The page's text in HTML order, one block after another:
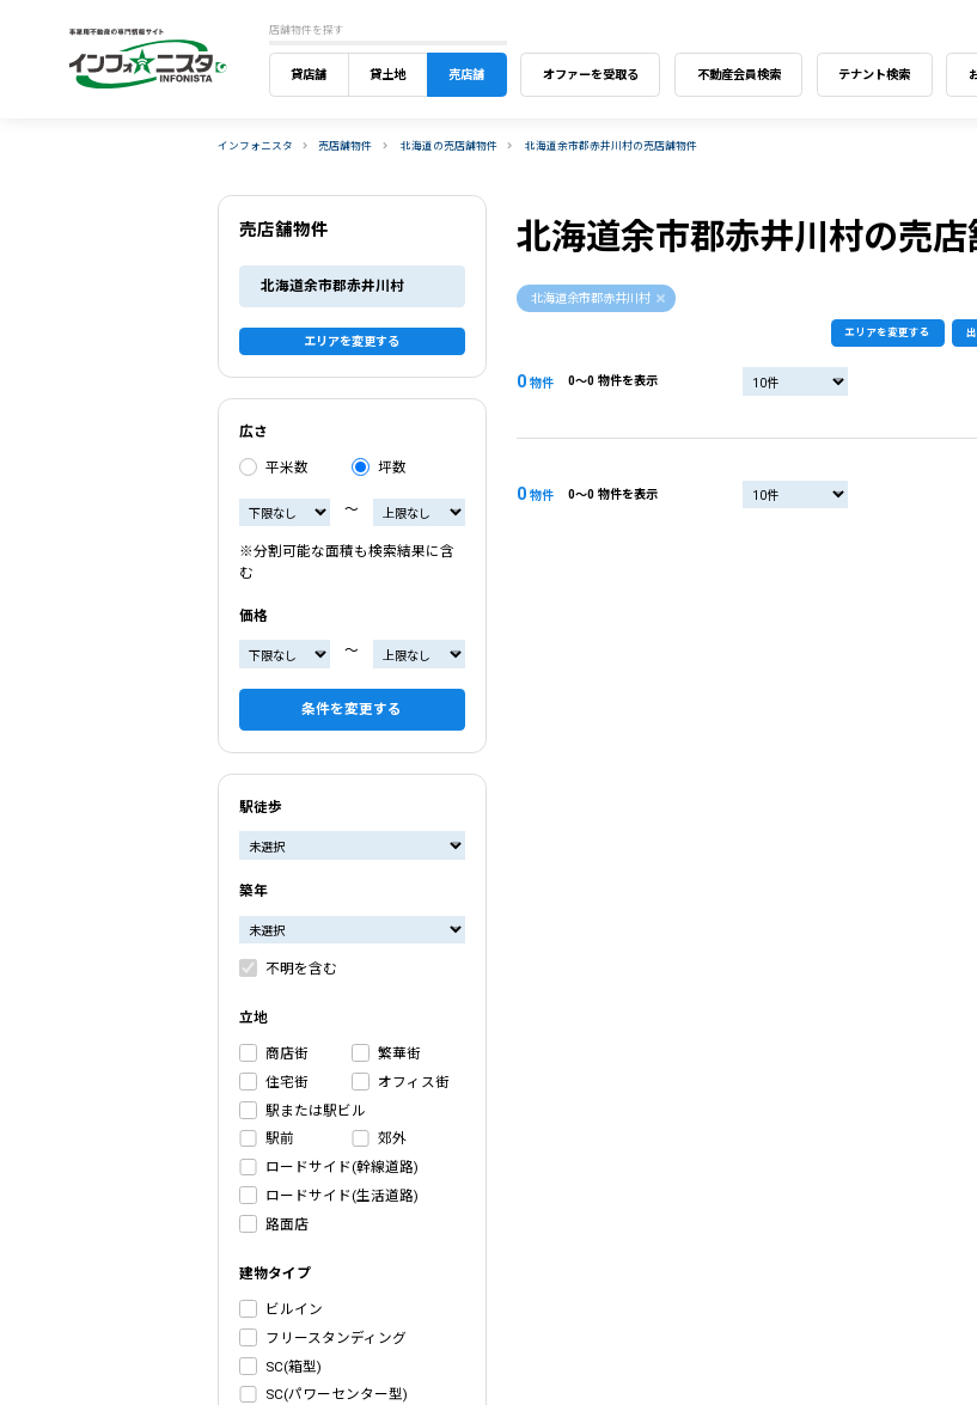
店舗物件を探す
貸店舗 貸土地 売店舗 オファーを受取る 不動産会員検索 テナント検索
インフォニスタ 売店舗物件 北海道の売店舗物件 北海道余市郡赤井川村の売店舗物件
北海道余市郡赤井川村の売店
北海道余市郡赤井川村
エリアを変更する
0物件 0〜0 物件を表示
0物件 0〜0 物件を表示
売店舗物件
北海道余市郡赤井川村
エリアを変更する
広さ
平米数 坪数
〜
※分割可能な面積も検索結果に含
む
価格
〜
条件を変更する
駅徒歩
築年
不明を含む
立地
商店街
繁華街
住宅街
オフィス街
駅または駅ビル
駅前
郊外
ロードサイド(幹線道路)
ロードサイド(生活道路)
路面店
建物タイプ
ビルイン
フリースタンディング
SC(箱型)
SC(パワーセンター型)